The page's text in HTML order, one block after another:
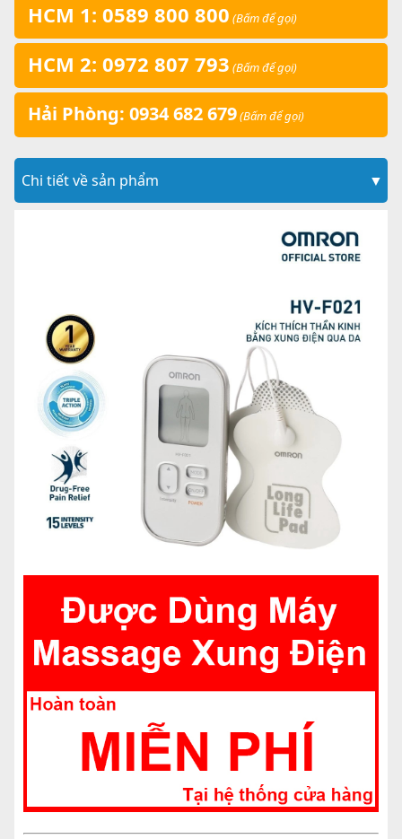
HCM 1: 0589 800 800 (Bấm để gọi)
HCM 2: 0972 807 793 (Bấm để gọi)
Hải Phòng: 0934 682 679(Bấm để gọi)
Chi tiết về sản phẩm ▼